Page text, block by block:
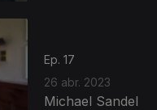
Ep. 17
26 abr. 2023
Michael Sandel